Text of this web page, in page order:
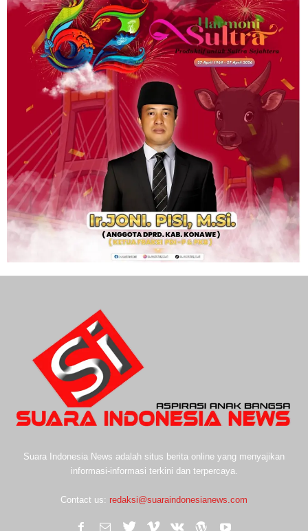
Suara Indonesia News adalah situs berita online yang menyajikan
informasi-informasi terkini dan terpercaya.
Contact us: redaksi@suaraindonesianews.com